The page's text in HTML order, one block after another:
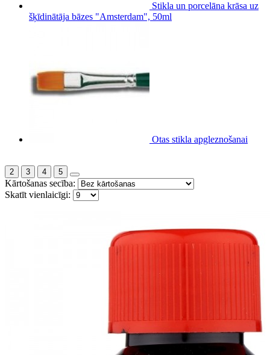
Stikla un porcelāna krāsa uz
šķīdinātāja bāzes "Amsterdam", 50ml
Otas stikla apgleznošanai
2 3 4 5
Kārtošanas secība:
Skatīt vienlaicīgi: